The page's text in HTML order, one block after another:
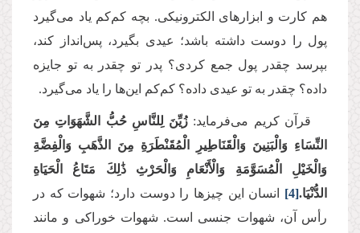
هم کارت و ابزارهای الکترونیکی. بچه کم‌کم یاد می‌گیرد
پول را دوست داشته باشد؛ عیدی بگیرد، پس‌انداز کند،
بپرسد چقدر پول جمع کردی؟ پدر تو چقدر به تو جایزه
داده؟ چقدر به تو عیدی داده؟ کم‌‌کم این‌ها را یاد می‌گیرد.
قرآن کریم می‌فرماید: زُيِّنَ لِلنَّاسِ حُبُّ الشَّهَوَاتِ مِنَ
النِّسَاءِ وَالْبَنِينَ وَالْقَنَاطِيرِ الْمُقَنْطَرَةِ مِنَ الذَّهَبِ وَالْفِضَّةِ
وَالْخَيْلِ الْمُسَوَّمَةِ وَالْأَنْعَامِ وَالْحَرْثِ ذَٰلِكَ مَتَاعُ الْحَيَاةِ
الدُّنْيَا.[4] انسان این چیزها را دوست دارد؛ شهوات که در
رأس آن، شهوات جنسی است. شهوات خوراکی و مانند